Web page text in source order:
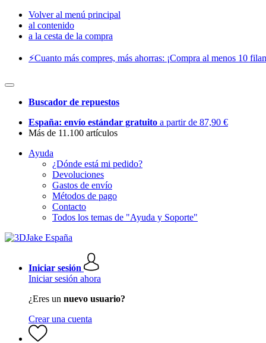
Volver al menú principal
al contenido
a la cesta de la compra
⚡️Cuanto más compres, más ahorras: ¡Compra al menos 10
Buscador de repuestos
España: envío estándar gratuito a partir de 87,90 €
Más de 11.100 artículos
Ayuda
¿Dónde está mi pedido?
Devoluciones
Gastos de envío
Métodos de pago
Contacto
Todos los temas de "Ayuda y Soporte"
Iniciar sesión
Iniciar sesión ahora
¿Eres un nuevo usuario?
Crear una cuenta